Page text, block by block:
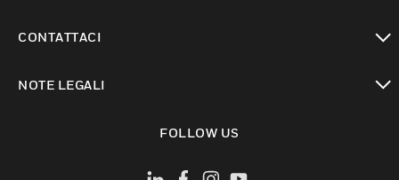
CONTATTACI
NOTE LEGALI
FOLLOW US